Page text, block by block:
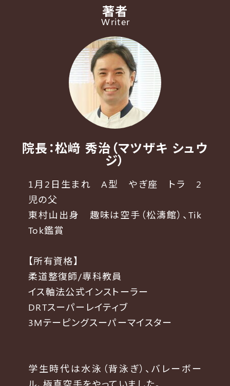
著者
Writer
院長：松﨑 秀治（マツザキ シュウ
ジ）
1月2日生まれ A型 やぎ座 トラ 2
児の父
東村山出身 趣味は空手（松濤館）、Tik
Tok鑑賞
【所有資格】
柔道整復師/専科教員
イス軸法公式インストーラー
DRTスーパーレイティブ
3Mテーピングスーパーマイスター
学生時代は水泳（背泳ぎ）、バレーボー